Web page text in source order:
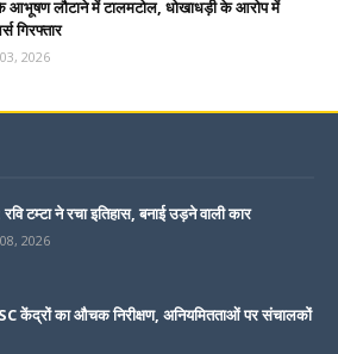
आभूषण लौटाने में टालमटोल, धोखाधड़ी के आरोप में
गिरफ्तार
2026
टम्टा ने रचा इतिहास, बनाई उड़ने वाली कार
2026
केंद्रों का औचक निरीक्षण, अनियमितताओं पर संचालकों